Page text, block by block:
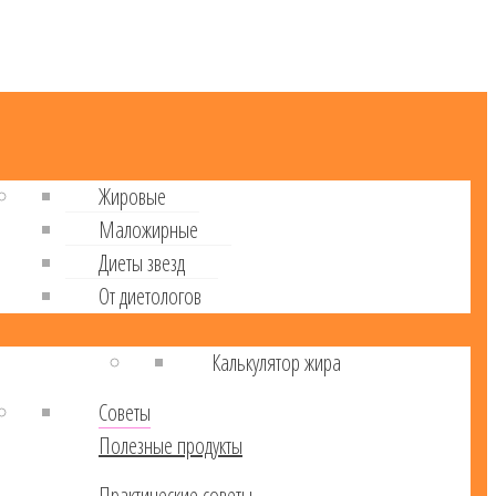
Жировые
Маложирные
Диеты звезд
От диетологов
Калькулятор жира
Советы
Полезные продукты